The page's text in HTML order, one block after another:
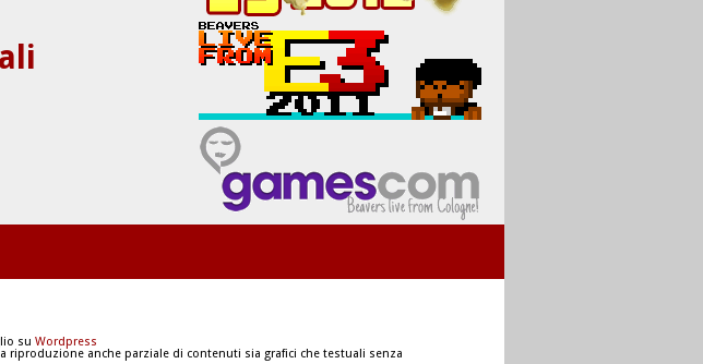
su Wordpress
anche parziale di contenuti sia grafici che testuali senza